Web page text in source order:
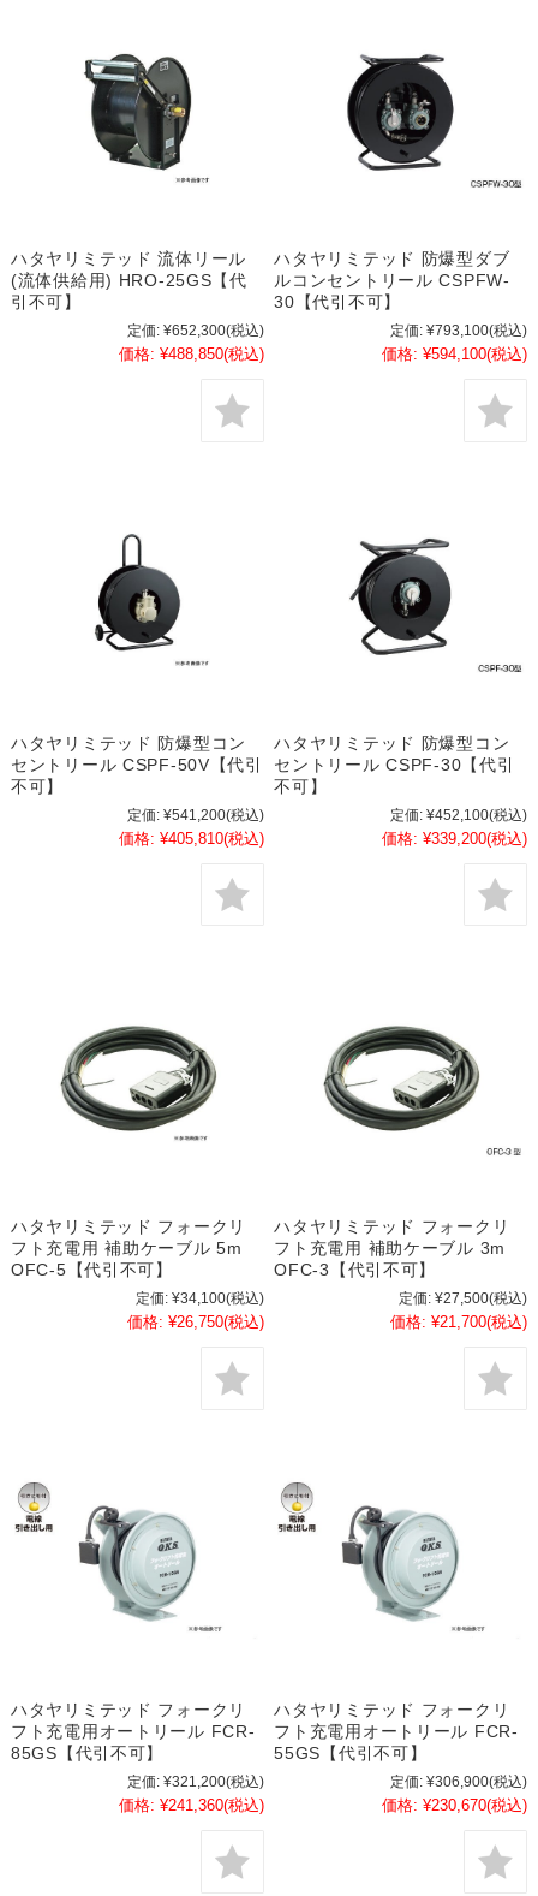
ハタヤリミテッド 流体リール
(流体供給用) HRO-25GS【代
引不可】
定価: ¥652,300(税込)
価格: ¥488,850(税込)
ハタヤリミテッド 防爆型ダブ
ルコンセントリール CSPFW-
30【代引不可】
定価: ¥793,100(税込)
価格: ¥594,100(税込)
ハタヤリミテッド 防爆型コン
セントリール CSPF-50V【代引
不可】
定価: ¥541,200(税込)
価格: ¥405,810(税込)
ハタヤリミテッド 防爆型コン
セントリール CSPF-30【代引
不可】
定価: ¥452,100(税込)
価格: ¥339,200(税込)
ハタヤリミテッド フォークリ
フト充電用 補助ケーブル 5m
OFC-5【代引不可】
定価: ¥34,100(税込)
価格: ¥26,750(税込)
ハタヤリミテッド フォークリ
フト充電用 補助ケーブル 3m
OFC-3【代引不可】
定価: ¥27,500(税込)
価格: ¥21,700(税込)
ハタヤリミテッド フォークリ
フト充電用オートリール FCR-
85GS【代引不可】
定価: ¥321,200(税込)
価格: ¥241,360(税込)
ハタヤリミテッド フォークリ
フト充電用オートリール FCR-
55GS【代引不可】
定価: ¥306,900(税込)
価格: ¥230,670(税込)